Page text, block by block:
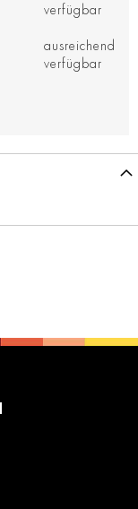
verfügbar
ausreichend
verfügbar